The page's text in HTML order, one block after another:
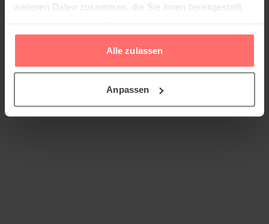
weiteren Daten zusammen, die Sie ihnen bereitgestellt
gesammelt haben.
Alle zulassen
Anpassen